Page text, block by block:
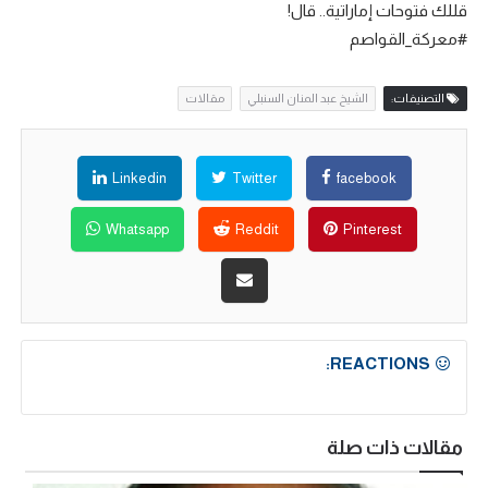
قللك فتوحات إماراتية.. قال!
#معركة_القواصم
التصنيفات: الشيخ عبد المنان السنبلي مقالات
facebook
Twitter
Linkedin
Pinterest
Reddit
Whatsapp
REACTIONS:
مقالات ذات صلة